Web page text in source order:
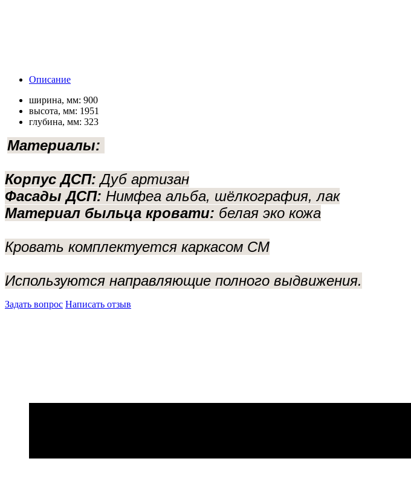
Описание
ширина, мм: 900
высота, мм: 1951
глубина, мм: 323
Материалы:
Корпус ДСП: Дуб артизан
Фасады ДСП: Нимфеа альба, шёлкография, лак
Материал быльца кровати: белая эко кожа
Кровать комплектуется каркасом СМ
Используются направляющие полного выдвижения.
Задать вопрос Написать отзыв